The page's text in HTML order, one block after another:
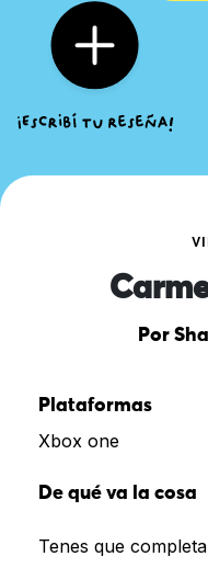
Por
Plataformas
Xbox one
De qué va la cosa
Tenes que